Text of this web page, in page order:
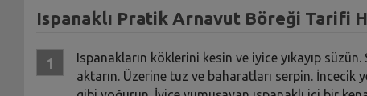
Ispanaklı Pratik Arnavut Böreği Tarifi
Ispanakların köklerini kesin ve iyice yıkayıp
aktarın. Üzerine tuz ve baharatları serpin. İncecik